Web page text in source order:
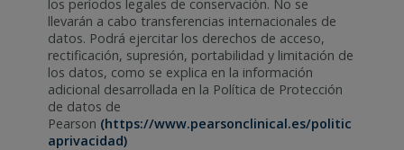
los períodos legales de conservación. No se
llevarán a cabo transferencias internacionales de
datos. Podrá ejercitar los derechos de acceso,
rectificación, supresión, portabilidad y limitación de
los datos, como se explica en la información
adicional desarrollada en la Política de Protección
de datos de
Pearson (https://www.pearsonclinical.es/politic
aprivacidad)